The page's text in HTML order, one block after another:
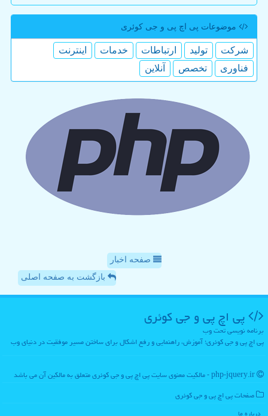
موضوعات پی اچ پی و جی كوئری
شركت تولید ارتباطات خدمات
اینترنت
فناوری
تخصص آنلاین
صفحه اخبار
بازگشت به صفحه اصلی
پی اچ پی و جی كوئری
برنامه نویسی تحت وب
پی اچ پی و جی کوئری؛ آموزش، راهنمایی و رفع اشکال برای ساختن مسیر موفقیت در دنیای وب
صفحات پی اچ پی و جی كوئری
درباره ما